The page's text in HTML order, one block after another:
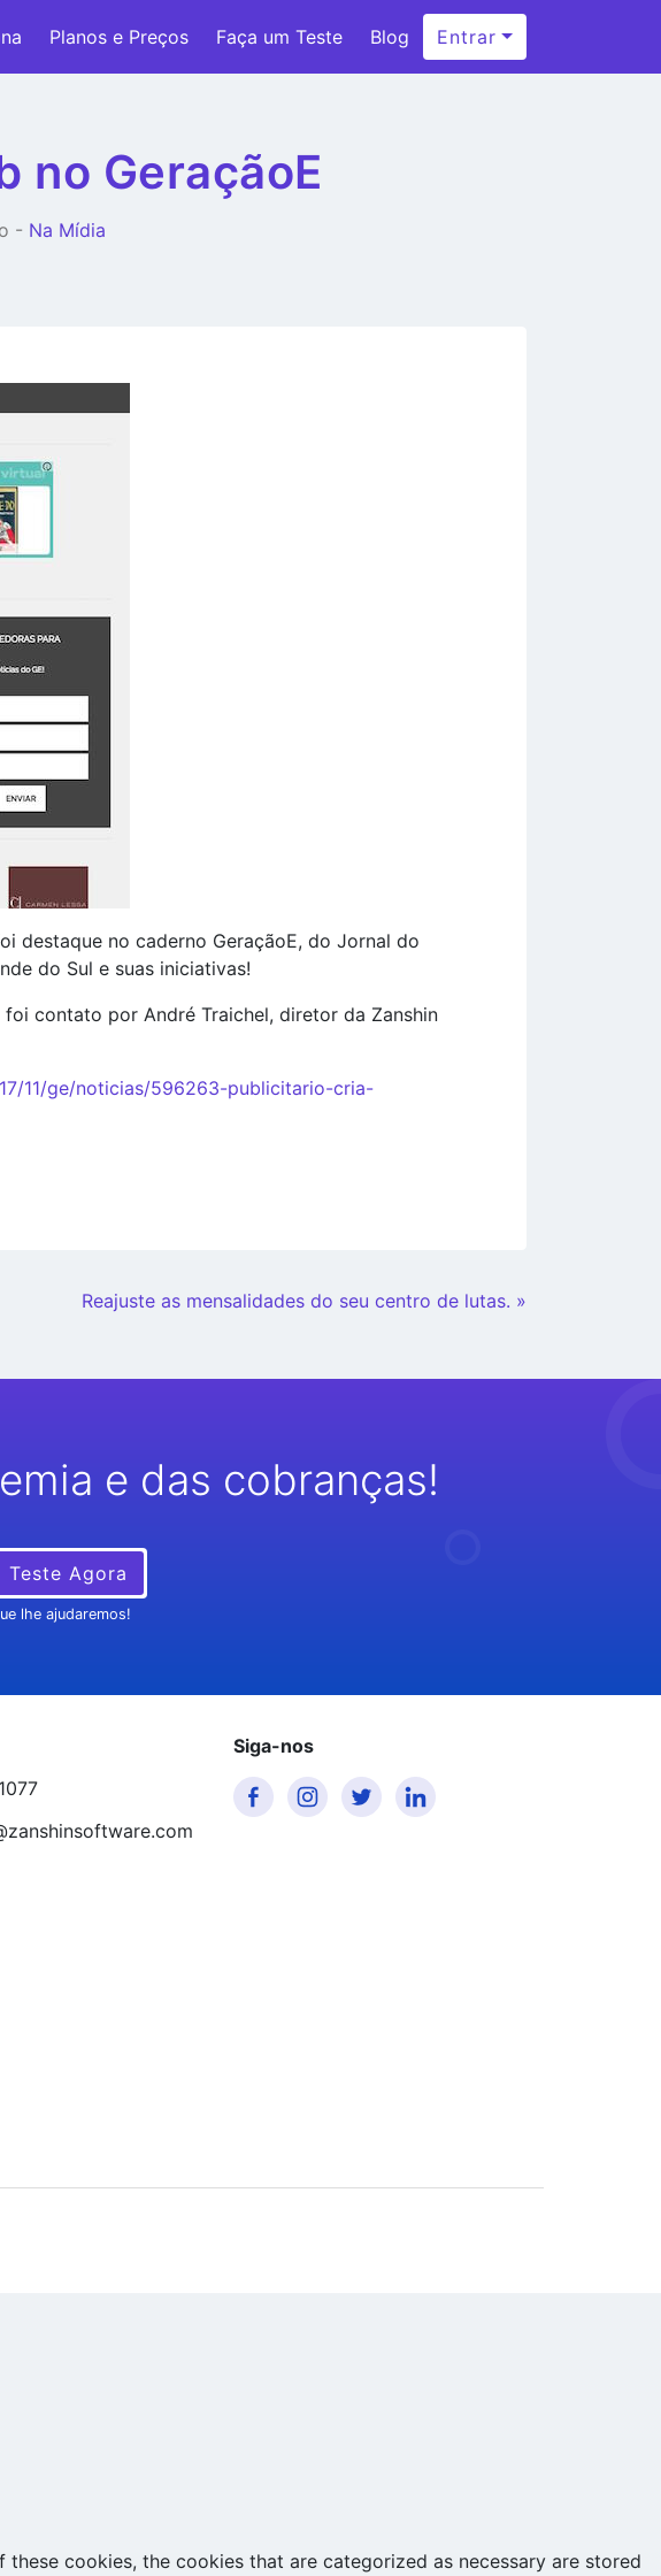
Planos e Preços Faça um Teste Blog Entrar
no GeraçãoE
- Na Mídia
destaque no caderno GeraçãoE, do Jornal do
do Sul e suas iniciativas!
contato por André Traichel, diretor da Zanshin
11/ge/noticias/596263-publicitario-cria-
Reajuste as mensalidades do seu centro de lutas. »
e das cobranças!
Teste Agora
lhe ajudaremos!
Siga-nos
cookies, the cookies that are categorized as necessary are stored